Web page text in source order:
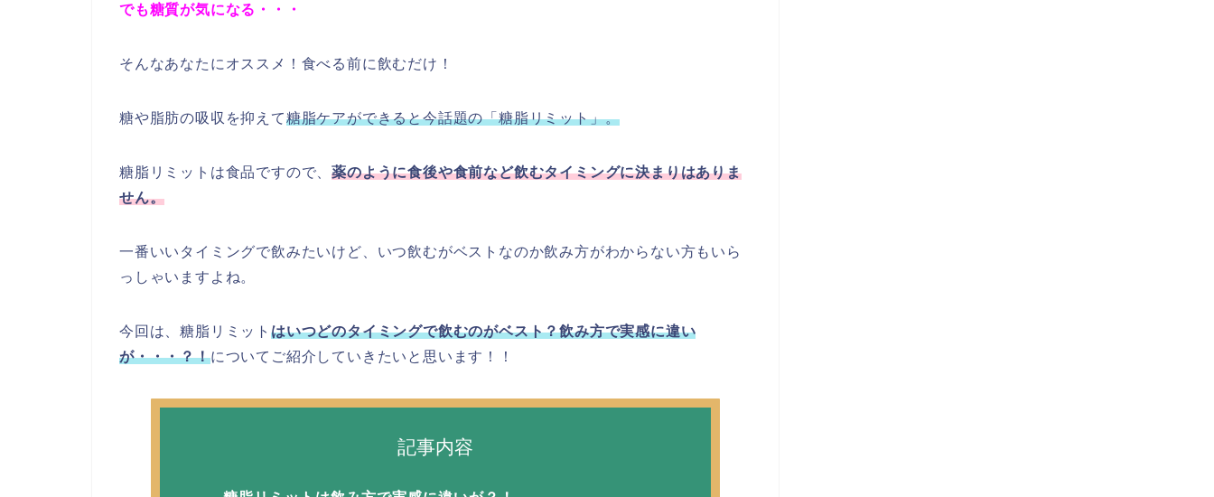
でも糖質が気になる・・・
そんなあなたにオススメ！食べる前に飲むだけ！
糖や脂肪の吸収を抑えて糖脂ケアができると今話題の「糖脂リミット」。
糖脂リミットは食品ですので、薬のように食後や食前など飲むタイミングに決まりはありま
せん。
一番いいタイミングで飲みたいけど、いつ飲むがベストなのか飲み方がわからない方もいら
っしゃいますよね。
今回は、糖脂リミット はいつどのタイミングで飲むのがベスト？飲み方で実感に違い
が・・・？！についてご紹介していきたいと思います！！
記事内容